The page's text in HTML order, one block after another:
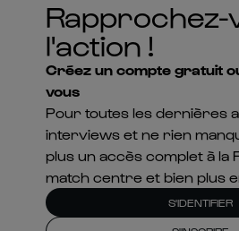
Pour toutes les dernières
interviews et ne rien
plus un accès complet à la
match centre et bien plus
S'IDENTIFIER
S'INSCRIRE